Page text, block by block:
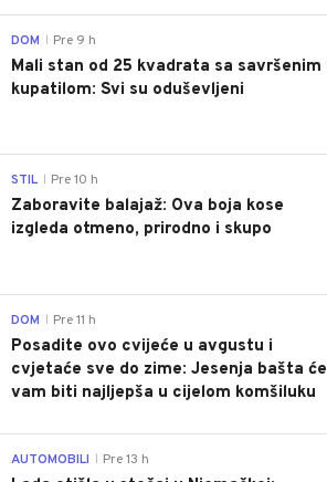
DOM Pre 9 h
Mali stan od 25 kvadrata sa savršenim
kupatilom: Svi su oduševljeni
STIL Pre 10 h
Zaboravite balajaž: Ova boja kose
izgleda otmeno, prirodno i skupo
DOM Pre 11 h
Posadite ovo cvijeće u avgustu i
cvjetaće sve do zime: Jesenja bašta će
vam biti najljepša u cijelom komšiluku
AUTOMOBILI Pre 13 h